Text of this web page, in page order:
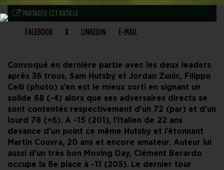
PARTAGER CET ARTICLE
FACEBOOK X LINKEDIN E-MAIL
Convoqué en dernière partie avec les deux leaders
après 36 trous, Sam Hutsby et Jordan Zunic, Filippo
Celli (photo) s’en est le mieux sorti en signant un
solide 68 (-4) alors que ses adversaires directs se
sont contentés respectivement d’un 72 (par) et d’un
lourd 78 (+6). A -15 (201), l’Italien de 22 ans
devance d’un point ce même Hutsby et l’étonnant
Martin Couvra, 20 ans et encore amateur. Auteur lui
aussi d’un très bon Moving Day, Clément Berardo
occupe la 6e place à -11 (205). Le dernier tour